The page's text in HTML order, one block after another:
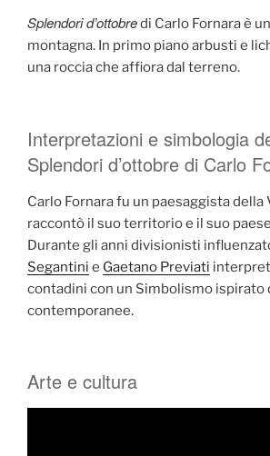
Splendori d’ottobredi Carlo Fornara è
montagna. In primo piano arbusti e
una roccia che affiora dal terreno.
Interpretazioni e simbologia
Splendori d’ottobre di Carlo
Carlo Fornara fu un paesaggista della
raccontò il suo territorio e il suo
Durante gli anni divisionisti
Segantini e Gaetano Previati
contadini con un Simbolismo ispirato
contemporanee.
Arte e cultura